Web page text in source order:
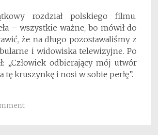
rozdział polskiego filmu.
– wszystkie ważne, bo mówił do
że na długo pozostawaliśmy z
i widowiska telewizyjne. Po
„Człowiek odbierający mój utwór
tę kruszynkę i nosi w sobie perłę”.